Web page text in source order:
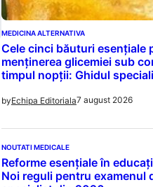
MEDICINA ALTERNATIVA
Cele cinci băuturi esențiale
menținerea glicemiei sub
timpul nopții: Ghidul
byEchipa Editoriala7 august 2026
NOUTATI MEDICALE
Reforme esențiale în
Noi reguli pentru examenul